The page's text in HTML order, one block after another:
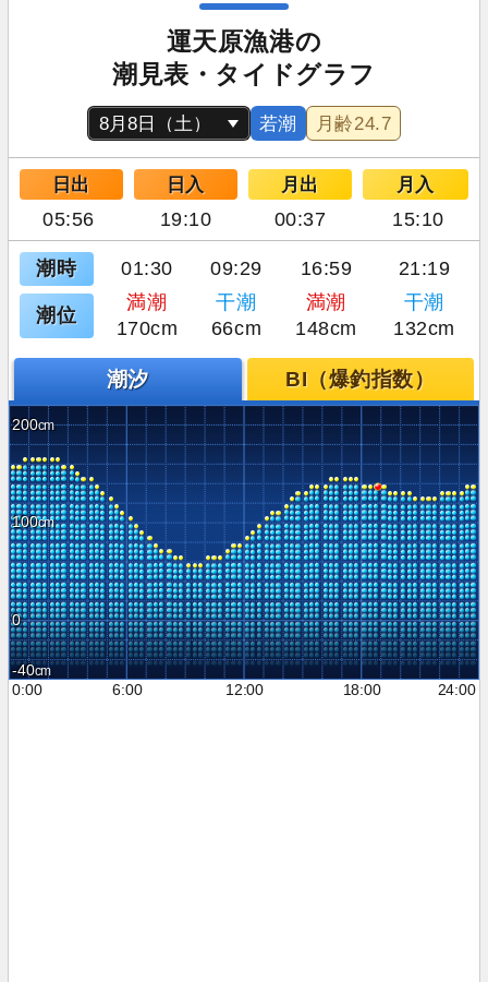
運天原漁港の
潮見表・タイドグラフ
若潮 月齢24.7
日出 日入 月出 月入
05:56 19:10 00:37 15:10
潮時 01:30 09:29 16:59 21:19
潮位
満潮 干潮 満潮
干潮
170cm
66cm 148cm 132cm
潮汐 BI（爆釣指数）
200
100
0
-40
0:00
6:00 12:00 18:00 24:00